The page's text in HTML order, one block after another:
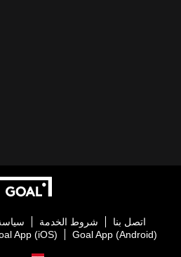
اتصل بنا شروط الخدمة
Goal App (Android)
App (iOS)